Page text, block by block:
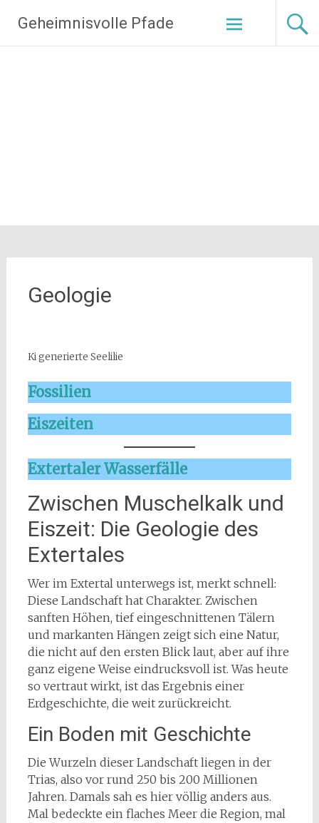
Inhalt
springen
Geheimnisvolle Pfade
Geologie
Ki generierte Seelilie
Fossilien
Eiszeiten
Extertaler Wasserfälle
Zwischen Muschelkalk und
Eiszeit: Die Geologie des
Extertales
Wer im Extertal unterwegs ist, merkt schnell:
Diese Landschaft hat Charakter. Zwischen
sanften Höhen, tief eingeschnittenen Tälern
und markanten Hängen zeigt sich eine Natur,
die nicht auf den ersten Blick laut, aber auf ihre
ganz eigene Weise eindrucksvoll ist. Was heute
so vertraut wirkt, ist das Ergebnis einer
Erdgeschichte, die weit zurückreicht.
Ein Boden mit Geschichte
Die Wurzeln dieser Landschaft liegen in der
Trias, also vor rund 250 bis 200 Millionen
Jahren. Damals sah es hier völlig anders aus.
Mal bedeckte ein flaches Meer die Region, mal